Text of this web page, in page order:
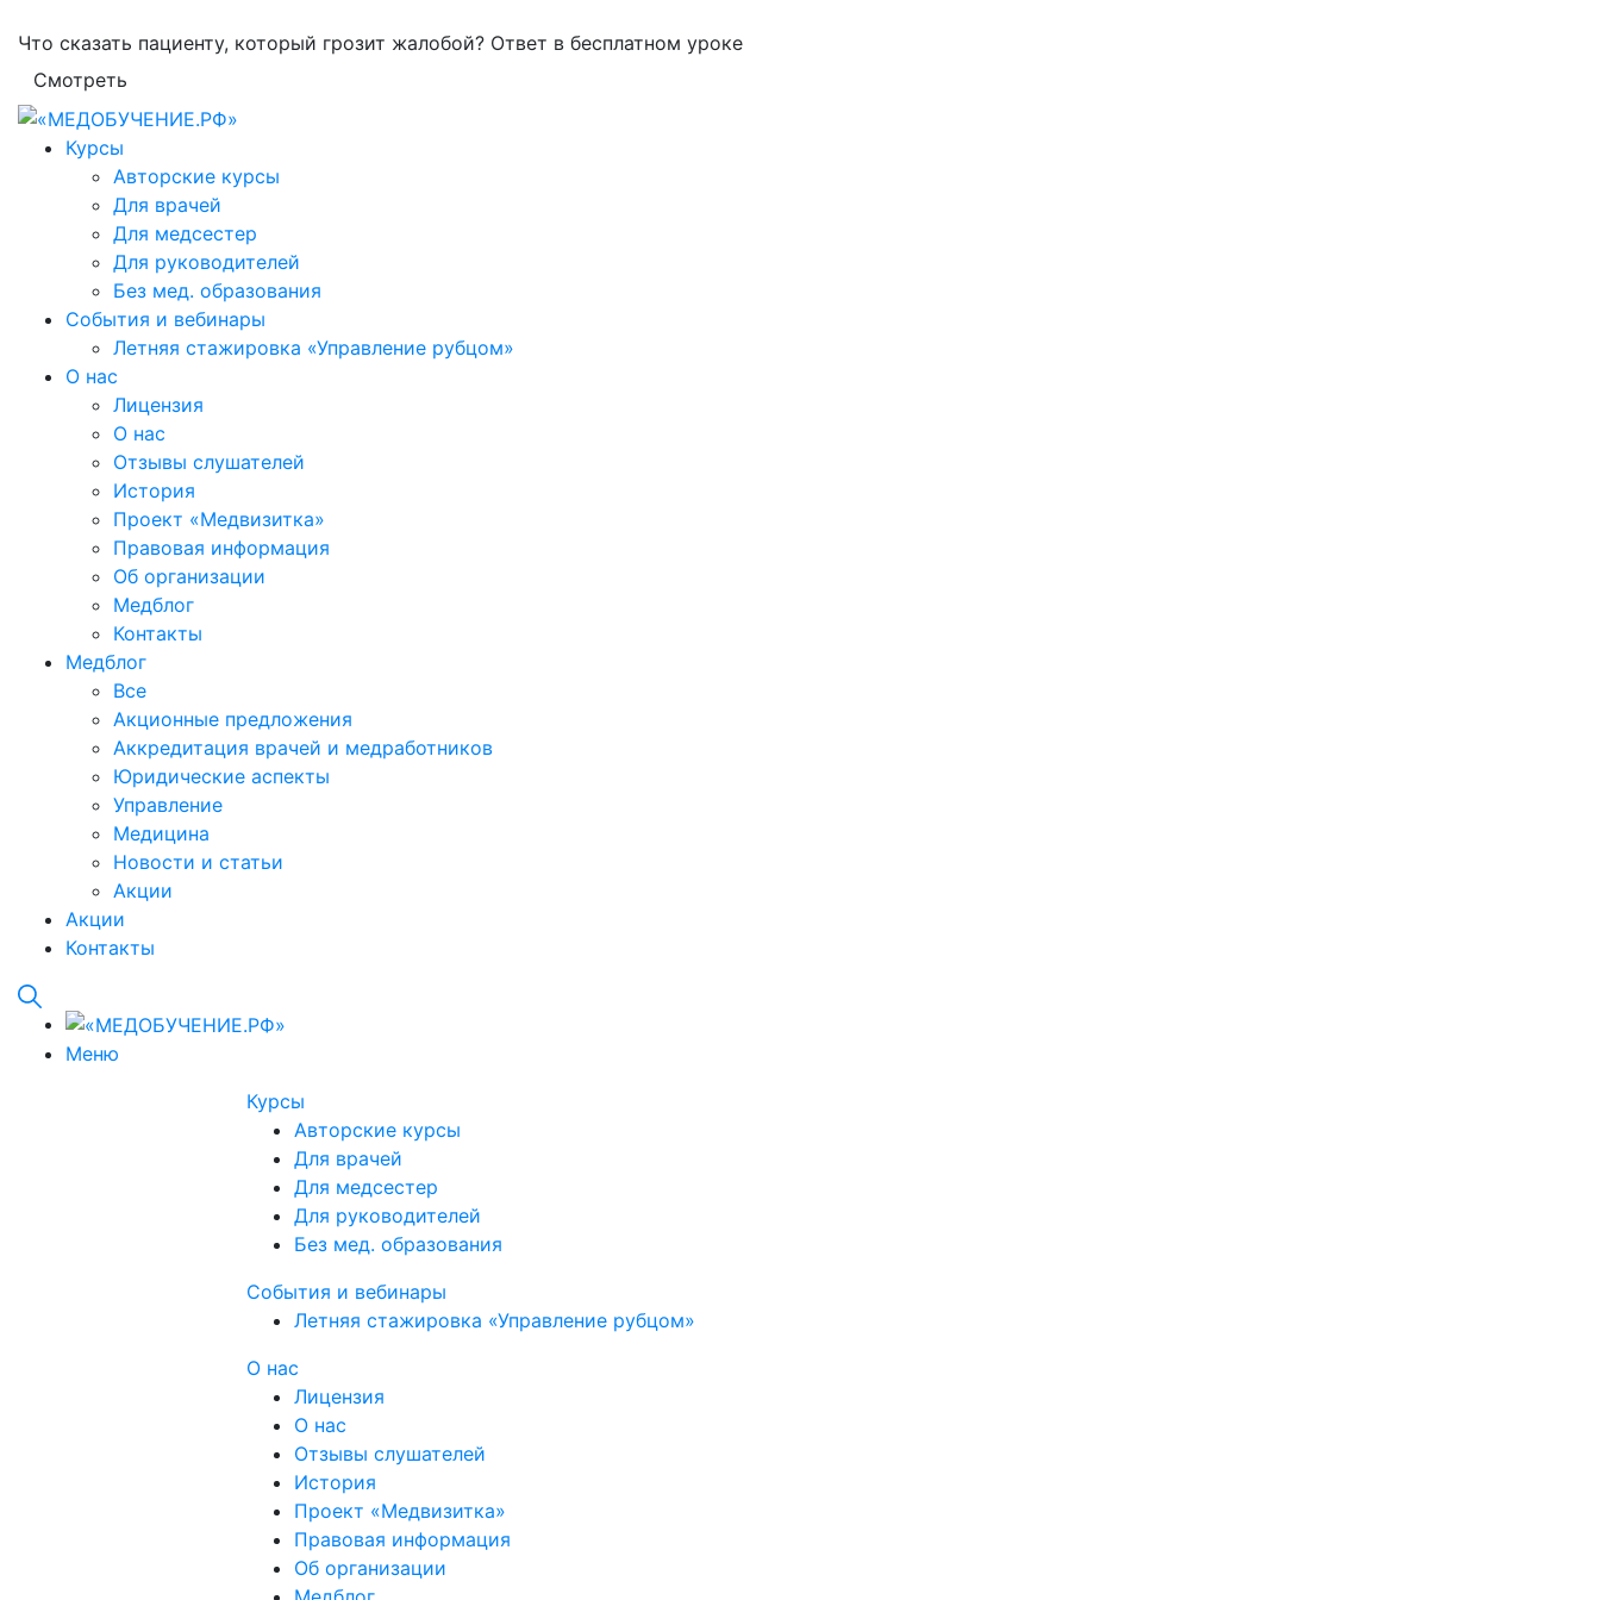
Что сказать пациенту, который грозит жалобой? Ответ в бесплатном уроке
Смотреть
Курсы
Авторские курсы
Для врачей
Для медсестер
Для руководителей
Без мед. образования
События и вебинары
Летняя стажировка «Управление рубцом»
О нас
Лицензия
О нас
Отзывы слушателей
История
Проект «Медвизитка»
Правовая информация
Об организации
Медблог
Контакты
Медблог
Все
Акционные предложения
Аккредитация врачей и медработников
Юридические аспекты
Управление
Медицина
Новости и статьи
Акции
Акции
Контакты
Меню
Курсы
Авторские курсы
Для врачей
Для медсестер
Для руководителей
Без мед. образования
События и вебинары
Летняя стажировка «Управление рубцом»
О нас
Лицензия
О нас
Отзывы слушателей
История
Проект «Медвизитка»
Правовая информация
Об организации